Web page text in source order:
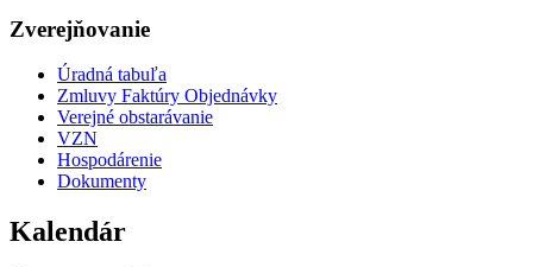
Zverejňovanie
Úradná tabuľa
Zmluvy Faktúry Objednávky
Verejné obstarávanie
VZN
Hospodárenie
Dokumenty
Kalendár